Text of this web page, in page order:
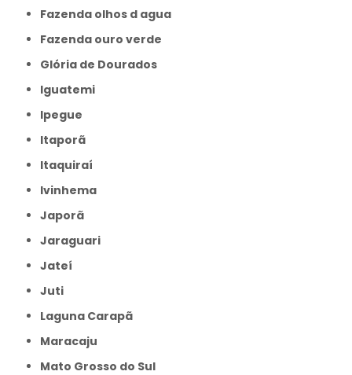
Fazenda olhos d agua
Fazenda ouro verde
Glória de Dourados
Iguatemi
Ipegue
Itaporã
Itaquiraí
Ivinhema
Japorã
Jaraguari
Jateí
Juti
Laguna Carapã
Maracaju
Mato Grosso do Sul